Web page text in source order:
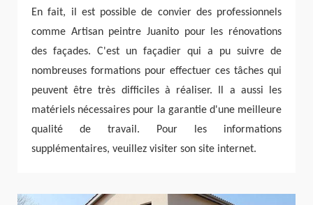
En fait, il est possible de convier des professionnels
comme Artisan peintre Juanito pour les rénovations
des façades. C'est un façadier qui a pu suivre de
nombreuses formations pour effectuer ces tâches qui
peuvent être très difficiles à réaliser. Il a aussi les
matériels nécessaires pour la garantie d'une meilleure
qualité de travail. Pour les informations
supplémentaires, veuillez visiter son site internet.